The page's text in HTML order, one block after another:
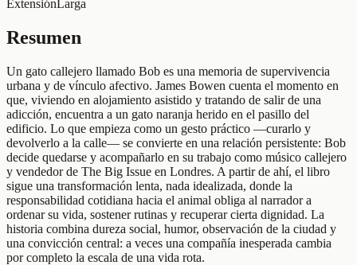
ExtensiónLarga
Resumen
Un gato callejero llamado Bob es una memoria de supervivencia
urbana y de vínculo afectivo. James Bowen cuenta el momento en
que, viviendo en alojamiento asistido y tratando de salir de una
adicción, encuentra a un gato naranja herido en el pasillo del
edificio. Lo que empieza como un gesto práctico —curarlo y
devolverlo a la calle— se convierte en una relación persistente: Bob
decide quedarse y acompañarlo en su trabajo como músico callejero
y vendedor de The Big Issue en Londres. A partir de ahí, el libro
sigue una transformación lenta, nada idealizada, donde la
responsabilidad cotidiana hacia el animal obliga al narrador a
ordenar su vida, sostener rutinas y recuperar cierta dignidad. La
historia combina dureza social, humor, observación de la ciudad y
una convicción central: a veces una compañía inesperada cambia
por completo la escala de una vida rota.